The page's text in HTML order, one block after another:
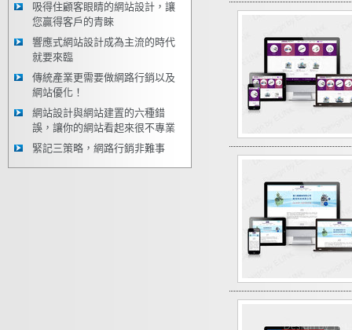
吸得住顧客眼睛的網站設計，讓
您贏得客戶的青睞
響應式網站設計成為主流的時代
就要來臨
傳統產業更需要做網路行銷以及
網站優化！
網站設計與網站建置的六種錯
誤，讓你的網站看起來很不專業
緊記三策略，網路行銷非難事